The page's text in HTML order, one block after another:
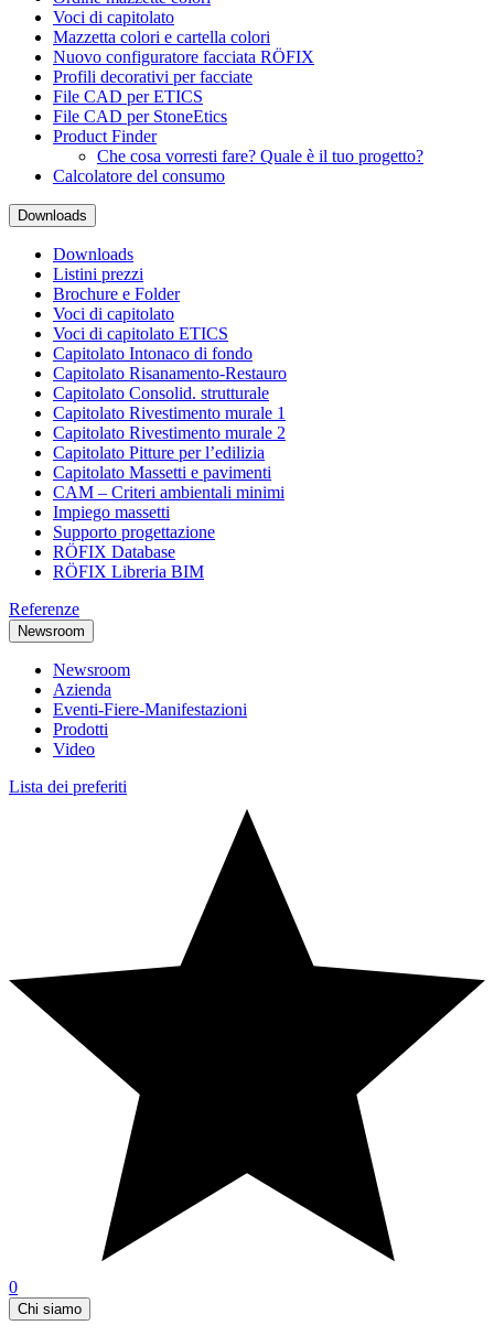
Voci di capitolato
Mazzetta colori e cartella colori
Nuovo configuratore facciata RÖFIX
Profili decorativi per facciate
File CAD per ETICS
File CAD per StoneEtics
Product Finder
Che cosa vorresti fare? Quale è il tuo progetto?
Calcolatore del consumo
Downloads
Downloads
Listini prezzi
Brochure e Folder
Voci di capitolato
Voci di capitolato ETICS
Capitolato Intonaco di fondo
Capitolato Risanamento-Restauro
Capitolato Consolid. strutturale
Capitolato Rivestimento murale 1
Capitolato Rivestimento murale 2
Capitolato Pitture per l’edilizia
Capitolato Massetti e pavimenti
CAM – Criteri ambientali minimi
Impiego massetti
Supporto progettazione
RÖFIX Database
RÖFIX Libreria BIM
Referenze
Newsroom
Newsroom
Azienda
Eventi-Fiere-Manifestazioni
Prodotti
Video
Lista dei preferiti
0
Chi siamo